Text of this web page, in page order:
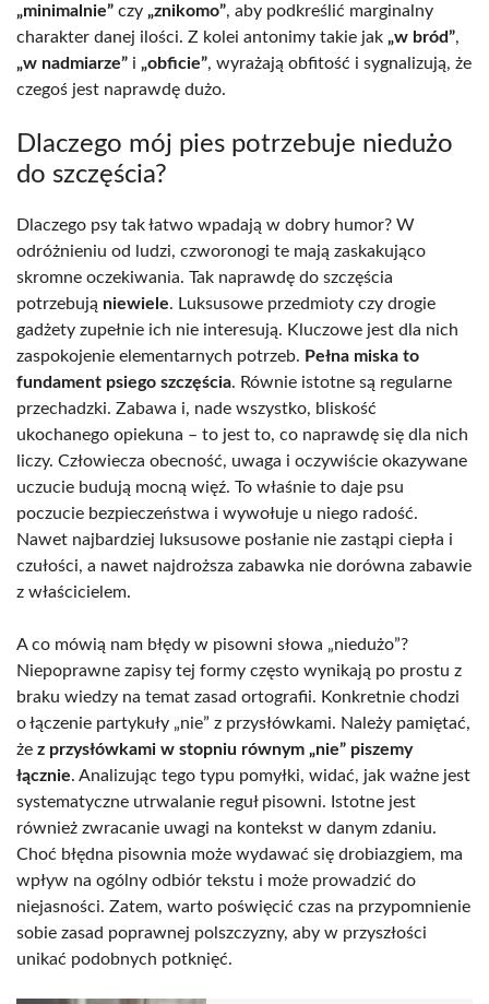
„minimalnie” czy „znikomo”, aby podkreślić marginalny
charakter danej ilości. Z kolei antonimy takie jak „w bród”,
„w nadmiarze” i „obficie”, wyrażają obfitość i sygnalizują, że
czegoś jest naprawdę dużo.
Dlaczego mój pies potrzebuje niedużo
do szczęścia?
Dlaczego psy tak łatwo wpadają w dobry humor? W
odróżnieniu od ludzi, czworonogi te mają zaskakująco
skromne oczekiwania. Tak naprawdę do szczęścia
potrzebują niewiele. Luksusowe przedmioty czy drogie
gadżety zupełnie ich nie interesują. Kluczowe jest dla nich
zaspokojenie elementarnych potrzeb. Pełna miska to
fundament psiego szczęścia. Równie istotne są regularne
przechadzki. Zabawa i, nade wszystko, bliskość
ukochanego opiekuna – to jest to, co naprawdę się dla nich
liczy. Człowiecza obecność, uwaga i oczywiście okazywane
uczucie budują mocną więź. To właśnie to daje psu
poczucie bezpieczeństwa i wywołuje u niego radość.
Nawet najbardziej luksusowe posłanie nie zastąpi ciepła i
czułości, a nawet najdroższa zabawka nie dorówna zabawie
z właścicielem.
A co mówią nam błędy w pisowni słowa „niedużo”?
Niepoprawne zapisy tej formy często wynikają po prostu z
braku wiedzy na temat zasad ortografii. Konkretnie chodzi
o łączenie partykuły „nie” z przysłówkami. Należy pamiętać,
że z przysłówkami w stopniu równym „nie” piszemy
łącznie. Analizując tego typu pomyłki, widać, jak ważne jest
systematyczne utrwalanie reguł pisowni. Istotne jest
również zwracanie uwagi na kontekst w danym zdaniu.
Choć błędna pisownia może wydawać się drobiazgiem, ma
wpływ na ogólny odbiór tekstu i może prowadzić do
niejasności. Zatem, warto poświęcić czas na przypomnienie
sobie zasad poprawnej polszczyzny, aby w przyszłości
unikać podobnych potknięć.